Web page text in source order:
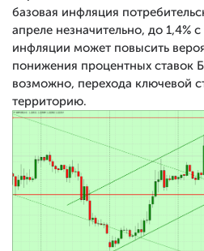
базовая инфляция
апреле незначительно, до 1,4%
инфляции может повысить
понижения процентных ставок
возможно, перехода ключевой
территорию.